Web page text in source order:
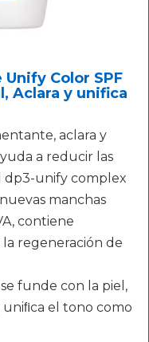
Unify Color SPF
Aclara y unifica
aclara y
a reducir las
dp3-unify complex
manchas
contiene
regeneración de
funde con la piel,
el tono como